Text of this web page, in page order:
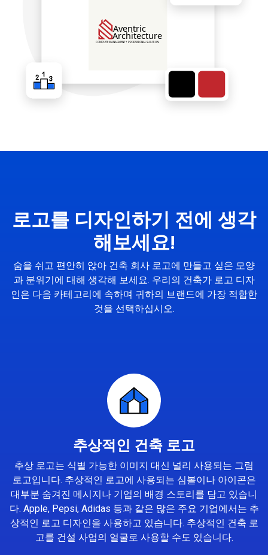
로고를 디자인하기 전에 생각
해보세요!
숨을 쉬고 편안히 앉아 건축 회사 로고에 만들고 싶은 모양
과 분위기에 대해 생각해 보세요. 우리의 건축가 로고 디자
인은 다음 카테고리에 속하며 귀하의 브랜드에 가장 적합한
것을 선택하십시오.
추상적인 건축 로고
추상 로고는 식별 가능한 이미지 대신 널리 사용되는 그림
로고입니다. 추상적인 로고에 사용되는 심볼이나 아이콘은
대부분 숨겨진 메시지나 기업의 배경 스토리를 담고 있습니
다. Apple, Pepsi, Adidas 등과 같은 많은 주요 기업에서는 추
상적인 로고 디자인을 사용하고 있습니다. 추상적인 건축 로
고를 건설 사업의 얼굴로 사용할 수도 있습니다.